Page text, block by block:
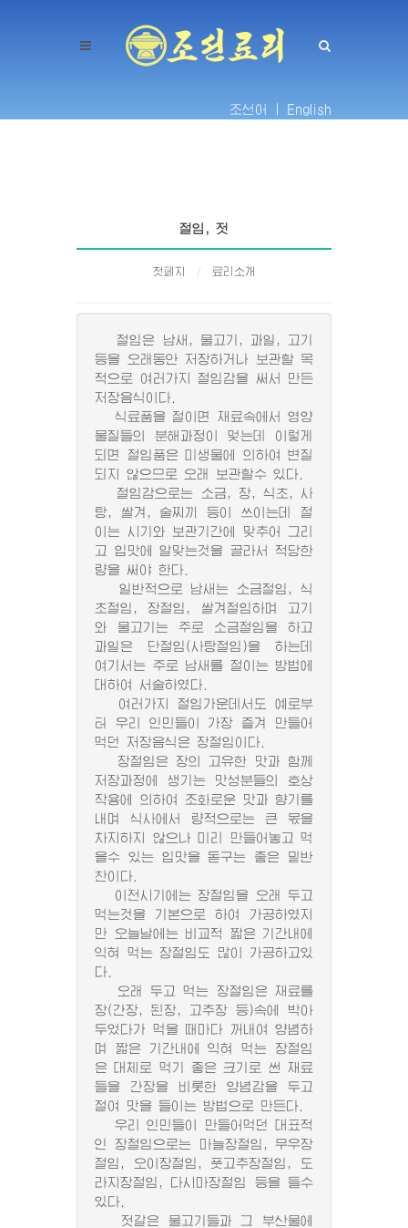
조선어 | English
절임, 젓
첫페지 료리소개
절임은 남새, 물고기, 과일, 고기
등을 오래동안 저장하거나 보관할 목
적으로 여러가지 절임감을 써서 만든
저장음식이다.
식료품을 절이면 재료속에서 영양
물질들의 분해과정이 멎는데 이렇게
되면 절임품은 미생물에 의하여 변질
되지 않으므로 오래 보관할수 있다.
절임감으로는 소금, 장, 식초, 사
탕, 쌀겨, 술찌끼 등이 쓰이는데 절
이는 시기와 보관기간에 맞추어 그리
고 입맛에 알맞는것을 골라서 적당한
량을 써야 한다.
일반적으로 남새는 소금절임, 식
초절임, 장절임, 쌀겨절임하며 고기
와 물고기는 주로 소금절임을 하고
과일은 단절임(사탕절임)을 하는데
여기서는 주로 남새를 절이는 방법에
대하여 서술하였다.
여러가지 절임가운데서도 예로부
터 우리 인민들이 가장 즐겨 만들어
먹던 저장음식은 장절임이다.
장절임은 장의 고유한 맛과 함께
저장과정에 생기는 맛성분들의 호상
작용에 의하여 조화로운 맛과 향기를
내며 식사에서 량적으로는 큰 몫을
차지하지 않으나 미리 만들어놓고 먹
을수 있는 입맛을 돋구는 좋은 밑반
찬이다.
이전시기에는 장절임을 오래 두고
먹는것을 기본으로 하여 가공하였지
만 오늘날에는 비교적 짧은 기간내에
익혀 먹는 장절임도 많이 가공하고있
다.
오래 두고 먹는 장절임은 재료를
장(간장, 된장, 고추장 등)속에 박아
두었다가 먹을 때마다 꺼내여 양념하
며 짧은 기간내에 익혀 먹는 장절임
은 대체로 먹기 좋은 크기로 썬 재료
들을 간장을 비롯한 양념감을 두고
절여 맛을 들이는 방법으로 만든다.
우리 인민들이 만들어먹던 대표적
인 장절임으로는 마늘장절임, 무우장
절임, 오이장절임, 풋고추장절임, 도
라지장절임, 다시마장절임 등을 들수
있다.
젓갈은 물고기들과 그 부산물에